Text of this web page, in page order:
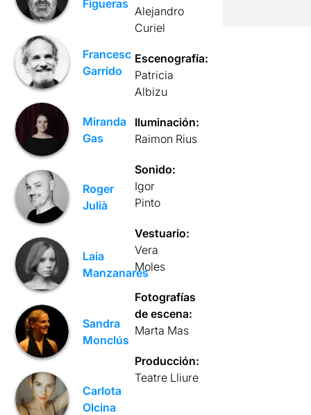
Figueras
Francesc
Garrido
Miranda
Gas
Roger
Julià
Laia
Manzanares
Sandra
Monclús
Carlota
Olcina
Alejandro
Curiel
Escenografía:
Patricia
Albizu
Iluminación:
Raimon Rius
Sonido:
Igor
Pinto
Vestuario:
Vera
Moles
Fotografías
de escena:
Marta Mas
Producción:
Teatre Lliure